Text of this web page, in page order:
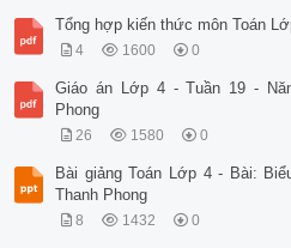
Tổng hợp kiến thức môn Toán
4 1600 0
Giáo án Lớp 4 - Tuần 19 -
Phong
26 1580 0
Bài giảng Toán Lớp 4 - Bài:
Thanh Phong
8 1432 0